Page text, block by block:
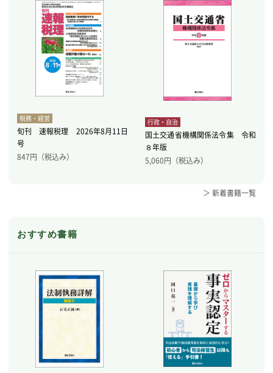
税務・経営
旬刊 速報税理 2026年8月11日
号
847円（税込み）
行政・自治
国土交通省機構関係法令集 令和
８年版
5,060円（税込み）
＞ 新着書籍一覧
おすすめ書籍